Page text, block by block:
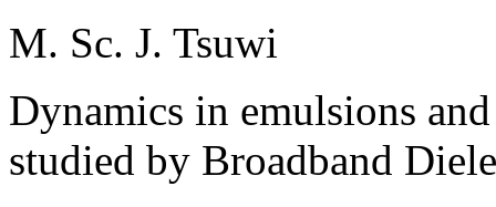
M. Sc. J. Tsuwi
Dynamics in emulsions
studied by Broadband